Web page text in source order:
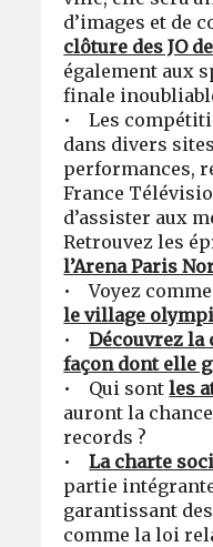
d’images et de
clôture des JO
également aux
finale
• Les
dans divers
performances,
France
d’assister aux
Retrouvez les
l’Arena Paris
• Voyez
le village
•Découvrez
façon dont elle
• Qui sontles
auront la
records ?
•La charte
partie
garantissant
comme la loi